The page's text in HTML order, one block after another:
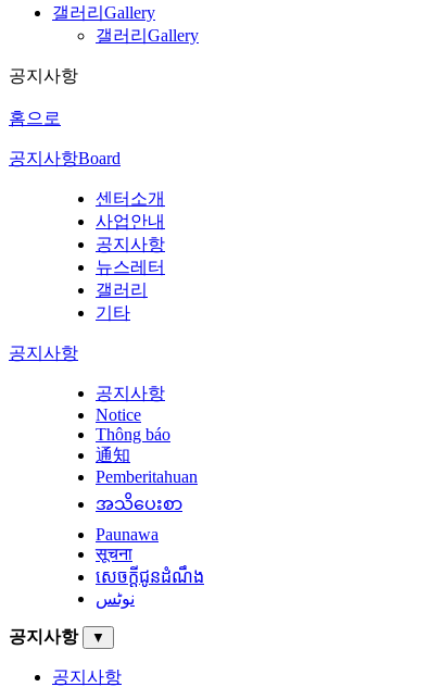
갤러리 Gallery
갤러리 Gallery
공지사항
홈으로
공지사항Board
센터소개
사업안내
공지사항
뉴스레터
갤러리
기타
공지사항
공지사항
Notice
Thông báo
通知
Pemberitahuan
အသိပေးစာ
Paunawa
सूचना
សេចក្តីជូនដំណឹង
نوٹس
공지사항 ▼
공지사항